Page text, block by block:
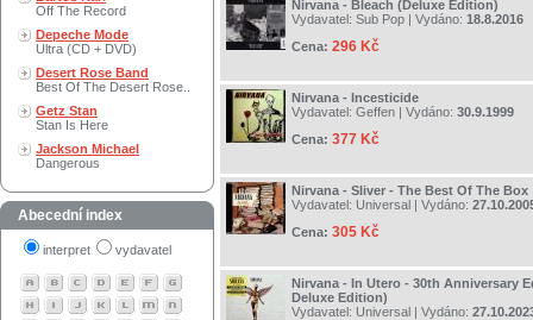
Off The Record
Depeche Mode
Ultra (CD + DVD)
Desert Rose Band
Best Of The Desert Rose..
Getz Stan
Stan Is Here
Jackson Michael
Dangerous
Abecední index
interpret vydavatel
Nirvana - Bleach (Deluxe Edition)
Vydavatel: Sub Pop | Vydáno: 18.8.2016
Cena: 296 Kč
Nirvana - Incesticide
Vydavatel: Geffen | Vydáno: 30.9.1999
Cena: 377 Kč
Nirvana - Sliver - The Best Of The Box
Vydavatel: Universal | Vydáno:
Cena: 305 Kč
Nirvana - In Utero - 30th Anniversary
Deluxe Edition)
Vydavatel: Universal | Vydáno: